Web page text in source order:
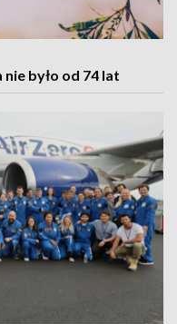
było od 74 lat